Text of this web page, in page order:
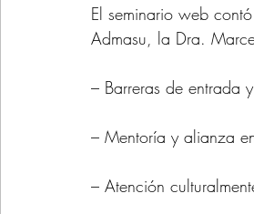
El seminario web
Admasu, la Dra.
– Barreras de entrada
– Mentoría y alianza
– Atención